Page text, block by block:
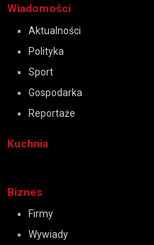
Wiadomości
Aktualności
Polityka
Sport
Gospodarka
Reportaże
Kuchnia
Biznes
Firmy
Wywiady